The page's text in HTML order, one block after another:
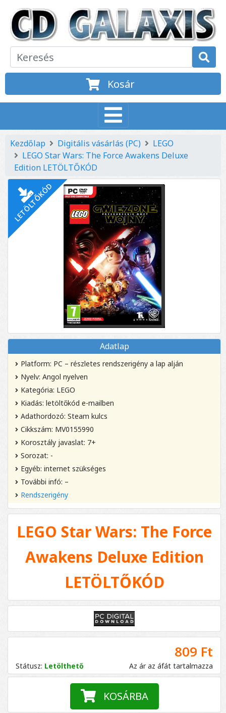
Kosár
Kezdőlap Digitális vásárlás (PC)
LEGO
LEGO Star Wars: The Force Awakens Deluxe
Edition LETÖLTŐKÓD
LETÖLTŐKÓD
Adatlap
Platform: PC – részletes rendszerigény a lap alján
Nyelv: Angol nyelven
Kategória: LEGO
Kiadás: letöltőkód e-mailben
Adathordozó: Steam kulcs
Cikkszám: MV0155990
Korosztály javaslat: 7+
Sorozat: -
Egyéb: internet szükséges
További infó: –
Rendszerigény
LEGO Star Wars: The Force
Awakens Deluxe Edition
LETÖLTŐKÓD
Státusz: Letölthető
809 Ft
Az ár az áfát tartalmazza
KOSÁRBA